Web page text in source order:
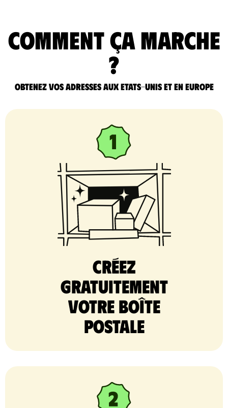
comment ça marche
?
Obtenez vos adresses aux Etats-Unis et en Europe
Créez
gratuitement
votre Boîte
postale